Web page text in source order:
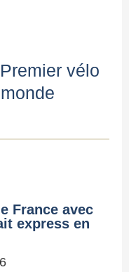
vélo
France avec
express en